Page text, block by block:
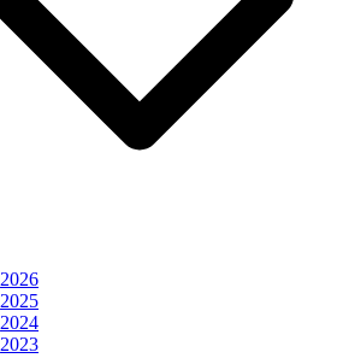
2026
2025
2024
2023